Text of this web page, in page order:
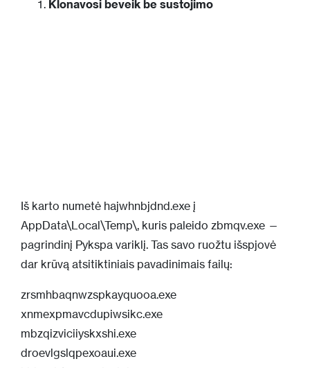
Klonavosi beveik be sustojimo
Iš karto numetė hajwhnbjdnd.exe į
AppData\Local\Temp\, kuris paleido zbmqv.exe —
pagrindinį Pykspa variklį. Tas savo ruožtu išspjovė
dar krūvą atsitiktiniais pavadinimais failų:
zrsmhbaqnwzspkayquooa.exe
xnmexpmavcdupiwsikc.exe
mbzqizviciiyskxshi.exe
droevlgslqpexoaui.exe